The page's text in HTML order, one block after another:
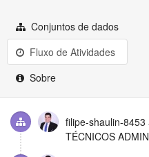
Conjuntos de dados
Fluxo de Atividades
Sobre
filipe-shaulin-8453
TÉCNICOS